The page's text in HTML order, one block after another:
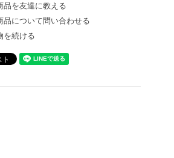
品を友達に教える
品について問い合わせる
を続ける